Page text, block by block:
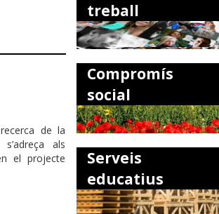
de la
als
el projecte
treball
Compromís
social
Serveis
educatius